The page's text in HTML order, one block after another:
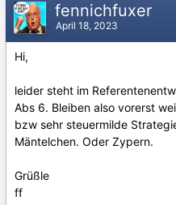
fennichfuxer
April 18, 2023
Hi,
leider steht im
Abs 6. Bleiben also vorerst
bzw sehr steuermilde
Mäntelchen. Oder Zypern.
Grüßle
ff